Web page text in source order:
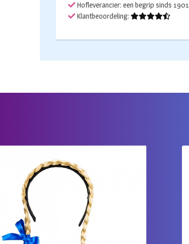
Hofleverancier: een begrip sinds 1901
Klantbeoordeling: